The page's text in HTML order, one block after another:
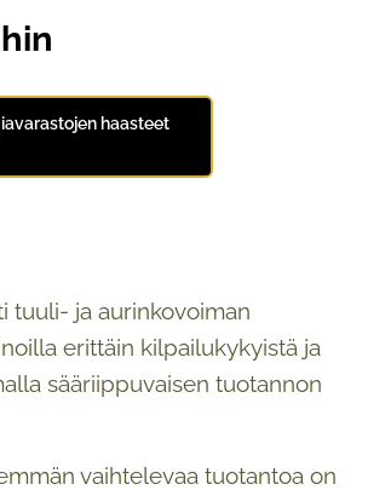
haasteet
tuuli- ja aurinkovoiman
erittäin kilpailukykyistä ja
sääriippuvaisen tuotannon
vaihtelevaa tuotantoa on